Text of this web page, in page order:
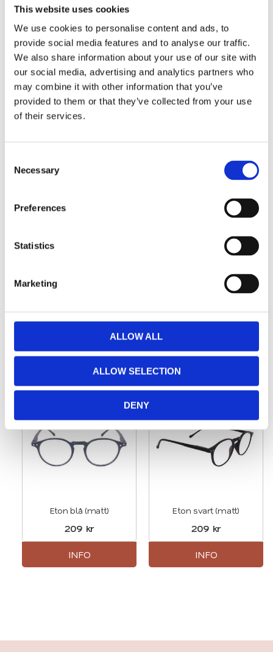
This website uses cookies
We use cookies to personalise content and ads, to
provide social media features and to analyse our traffic.
We also share information about your use of our site with
our social media, advertising and analytics partners who
may combine it with other information that you’ve
provided to them or that they’ve collected from your use
of their services.
Necessary
Preferences
Statistics
Marketing
ALLOW ALL
ALLOW SELECTION
DENY
putsduk.
OBS! Dessa glasögon är ganska små (totalbredden
är 125 mm).
Storlek
Mått i mm
Totalbredd
Linsbred
143
18 gram
Vikt inkl. fodral
27 gram
Klicka här för att se hur vi mäter läsglasögonen....
Kontakta oss
Relaterade produkter
Eton blå (matt)
209 kr
Lägg till i favoriter
INFO
Eton svart (matt)
209 kr
INFO